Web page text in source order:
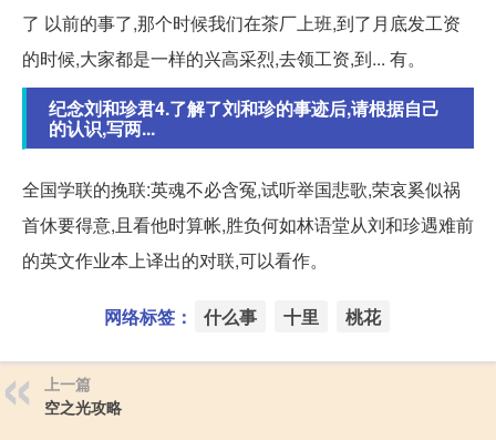
了 以前的事了,那个时候我们在茶厂上班,到了月底发工资
的时候,大家都是一样的兴高采烈,去领工资,到... 有。
纪念刘和珍君4.了解了刘和珍的事迹后,请根据自己
的认识,写两...
全国学联的挽联:英魂不必含冤,试听举国悲歌,荣哀奚似祸
首休要得意,且看他时算帐,胜负何如林语堂从刘和珍遇难前
的英文作业本上译出的对联,可以看作。
网络标签： 什么事 十里 桃花
上一篇
空之光攻略